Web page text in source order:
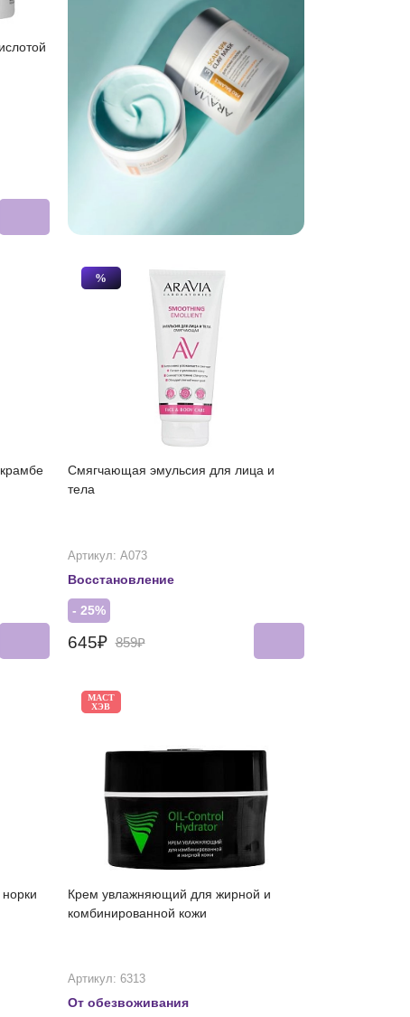
%
Смягчающая эмульсия для лица и
тела
Артикул: А073
Восстановление
- 25%
645₽ 859₽
МАСТ
ХЭВ
Крем увлажняющий для жирной и
комбинированной кожи
Артикул: 6313
От обезвоживания